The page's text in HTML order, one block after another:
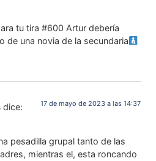
tu tira #600 Artur debería
de una novia de la secundaria
dice: 17 de mayo de 2023 a las 14:37
pesadilla grupal tanto de las
mientras el, esta roncando